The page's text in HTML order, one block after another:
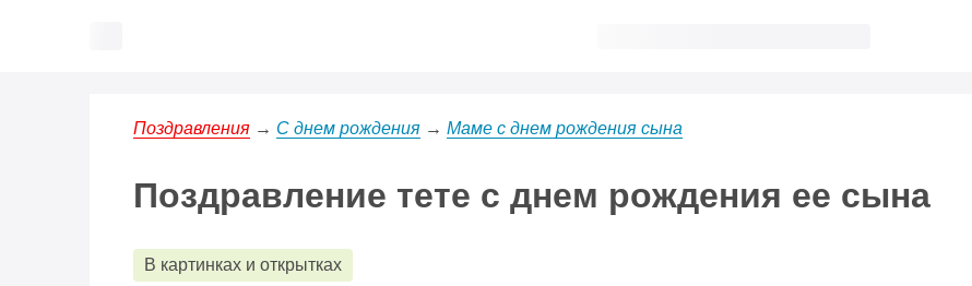
Поздравления → С днем рождения → Маме с днем рождения сына
Поздравление тете с днем рождения ее сына
В картинках и открытках